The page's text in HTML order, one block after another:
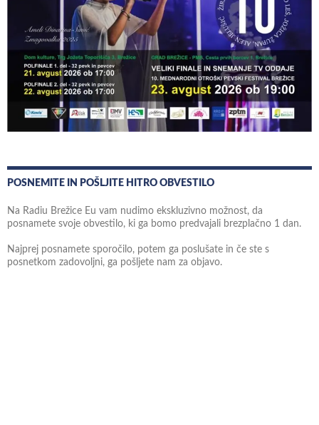
POSNEMITE IN POŠLJITE HITRO OBVESTILO
Na Radiu Brežice Eu vam nudimo ekskluzivno možnost, da
posnamete svoje obvestilo, ki ga bomo predvajali brezplačno 1 dan.
Najprej posnamete sporočilo, potem ga poslušate in če ste s
posnetkom zadovoljni, ga pošljete nam za objavo.